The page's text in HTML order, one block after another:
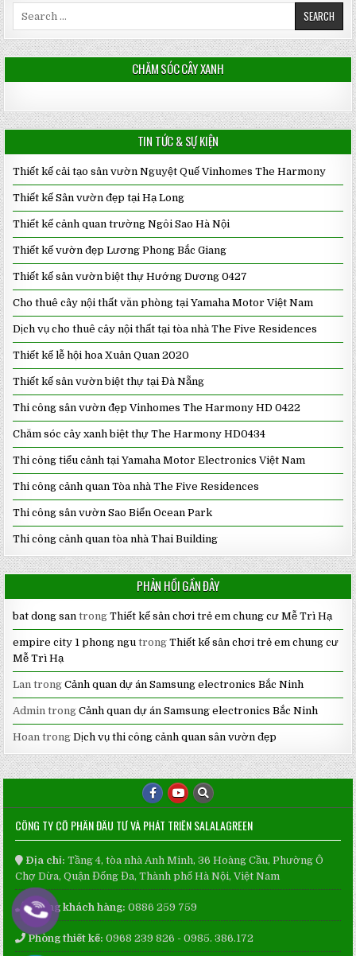
CHĂM SÓC CÂY XANH
TIN TỨC & SỰ KIỆN
Thiết kế cải tạo sân vườn Nguyệt Quế Vinhomes The Harmony
Thiết kế Sân vườn đẹp tại Hạ Long
Thiết kế cảnh quan trường Ngôi Sao Hà Nội
Thiết kế vườn đẹp Lương Phong Bắc Giang
Thiết kế sân vườn biệt thự Hướng Dương 0427
Cho thuê cây nội thất văn phòng tại Yamaha Motor Việt Nam
Dịch vụ cho thuê cây nội thất tại tòa nhà The Five Residences
Thiết kế lễ hội hoa Xuân Quan 2020
Thiết kế sân vườn biệt thự tại Đà Nẵng
Thi công sân vườn đẹp Vinhomes The Harmony HD 0422
Chăm sóc cây xanh biệt thự The Harmony HD0434
Thi công tiểu cảnh tại Yamaha Motor Electronics Việt Nam
Thi công cảnh quan Tòa nhà The Five Residences
Thi công sân vườn Sao Biển Ocean Park
Thi công cảnh quan tòa nhà Thai Building
PHẢN HỒI GẦN ĐÂY
bat dong san trongThiết kế sân chơi trẻ em chung cư Mễ Trì Hạ
empire city 1 phong ngu trongThiết kế sân chơi trẻ em chung cư
Mễ Trì Hạ
Lan trongCảnh quan dự án Samsung electronics Bắc Ninh
Admin trongCảnh quan dự án Samsung electronics Bắc Ninh
Hoan trongDịch vụ thi công cảnh quan sân vườn đẹp
CÔNG TY CỔ PHẦN ĐẦU TƯ VÀ PHÁT TRIỂN SALALAGREEN
Địa chỉ: Tầng 4, tòa nhà Anh Minh, 36 Hoàng Cầu, Phường Ô
Chợ Dừa, Quận Đống Đa, Thành phố Hà Nội, Việt Nam
Phòng khách hàng: 0886 259 759
Phòng thiết kế: 0968 239 826 - 0985. 386.172